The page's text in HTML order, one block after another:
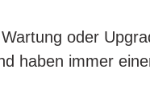
oder
haben immer